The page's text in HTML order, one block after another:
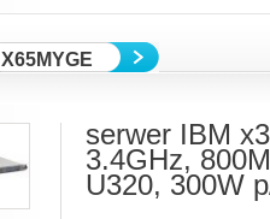
X65MYGE
serwer IBM
3.4GHz,
U320, 300W